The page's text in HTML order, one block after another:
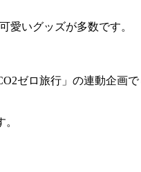
愛いグッズが多数です。
ゼロ旅行」の連動企画